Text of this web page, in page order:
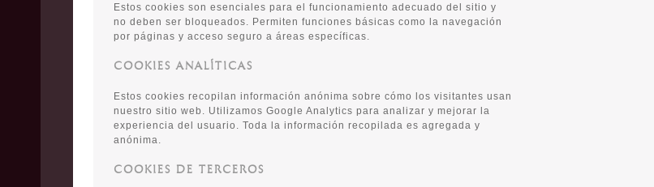
Estos cookies son esenciales para el funcionamiento adecuado del sitio y
no deben ser bloqueados. Permiten funciones básicas como la navegación
por páginas y acceso seguro a áreas específicas.
COOKIES ANALÍTICAS
Estos cookies recopilan información anónima sobre cómo los visitantes usan
nuestro sitio web. Utilizamos Google Analytics para analizar y mejorar la
experiencia del usuario. Toda la información recopilada es agregada y
anónima.
COOKIES DE TERCEROS